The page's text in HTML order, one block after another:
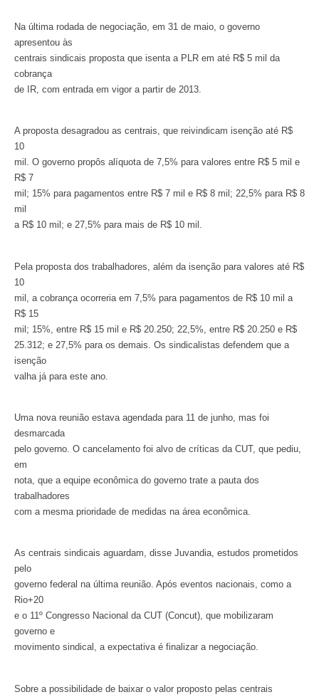
Na última rodada de negociação, em 31 de maio, o governo
apresentou às
centrais sindicais proposta que isenta a PLR em até R$ 5 mil da
cobrança
de IR, com entrada em vigor a partir de 2013.
A proposta desagradou as centrais, que reivindicam isenção até R$
10
mil. O governo propôs alíquota de 7,5% para valores entre R$ 5 mil e
R$ 7
mil; 15% para pagamentos entre R$ 7 mil e R$ 8 mil; 22,5% para R$ 8
mil
a R$ 10 mil; e 27,5% para mais de R$ 10 mil.
Pela proposta dos trabalhadores, além da isenção para valores até R$
10
mil, a cobrança ocorreria em 7,5% para pagamentos de R$ 10 mil a
R$ 15
mil; 15%, entre R$ 15 mil e R$ 20.250; 22,5%, entre R$ 20.250 e R$
25.312; e 27,5% para os demais. Os sindicalistas defendem que a
isenção
valha já para este ano.
Uma nova reunião estava agendada para 11 de junho, mas foi
desmarcada
pelo governo. O cancelamento foi alvo de críticas da CUT, que pediu,
em
nota, que a equipe econômica do governo trate a pauta dos
trabalhadores
com a mesma prioridade de medidas na área econômica.
As centrais sindicais aguardam, disse Juvandia, estudos prometidos
pelo
governo federal na última reunião. Após eventos nacionais, como a
Rio+20
e o 11º Congresso Nacional da CUT (Concut), que mobilizaram
governo e
movimento sindical, a expectativa é finalizar a negociação.
Sobre a possibilidade de baixar o valor proposto pelas centrais